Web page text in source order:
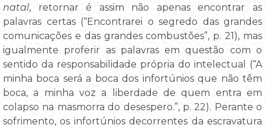
natal, retornar é assim não apenas encontrar as
palavras certas (“Encontrarei o segredo das grandes
comunicações e das grandes combustões”, p. 21), mas
igualmente proferir as palavras em questão com o
sentido da responsabilidade própria do intelectual (“A
minha boca será a boca dos infortúnios que não têm
boca, a minha voz a liberdade de quem entra em
colapso na masmorra do desespero.”, p. 22). Perante o
sofrimento, os infortúnios decorrentes da escravatura